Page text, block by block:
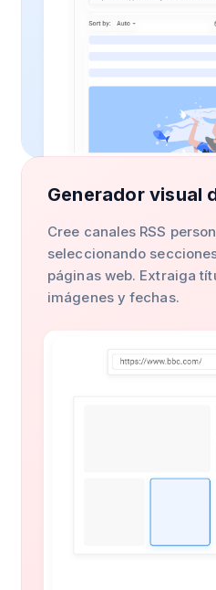
Generador visual
Cree canales RSS
seleccionando
páginas web. Extraiga
imágenes y fechas.